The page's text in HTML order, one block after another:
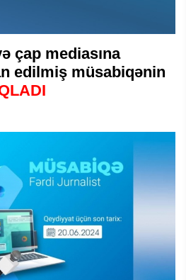
çap mediasına
edilmiş müsabiqənin